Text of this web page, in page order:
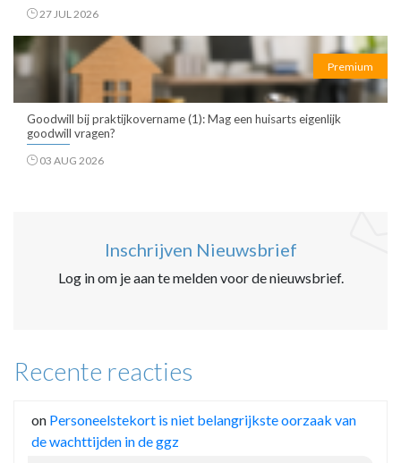
27 JUL 2026
Premium
Goodwill bij praktijkovername (1): Mag een huisarts eigenlijk
goodwill vragen?
03 AUG 2026
Inschrijven Nieuwsbrief
Log in om je aan te melden voor de nieuwsbrief.
Recente reacties
on Personeelstekort is niet belangrijkste oorzaak van
de wachttijden in de ggz